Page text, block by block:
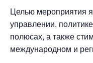
Целью мероприятия
управлении,
полюсах, а также
международном и